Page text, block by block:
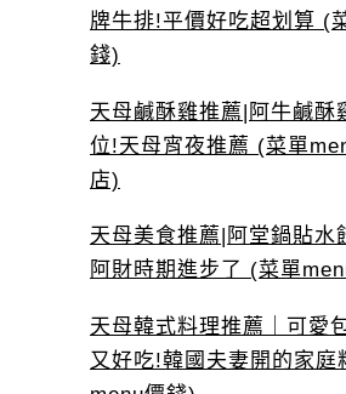
牌牛排!平價好吃超划算 (
錢)
天母鹹酥雞推薦|阿牛鹹酥
位!天母宵夜推薦 (菜單
店)
天母美食推薦|阿堂鍋貼水
阿財時期進步了 (菜單
天母韓式料理推薦｜可愛
又好吃!韓國夫妻開的家庭